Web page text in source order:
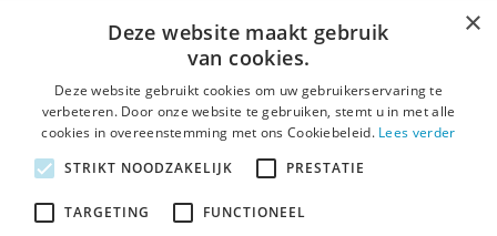
Cliëntenraden
Vraag & Antwoord
De LCR
Contact
×
Deze website maakt gebruik
van cookies.
Deze website gebruikt cookies om uw gebruikerservaring te
verbeteren. Door onze website te gebruiken, stemt u in met alle
cookies in overeenstemming met ons Cookiebeleid. Lees verder
STRIKT NOODZAKELIJK
PRESTATIE
TARGETING FUNCTIONEEL